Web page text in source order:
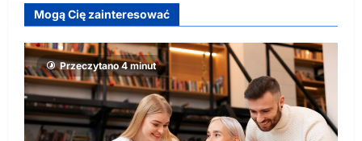
Mogą Cię zainteresować
Przeczytano 4 minut